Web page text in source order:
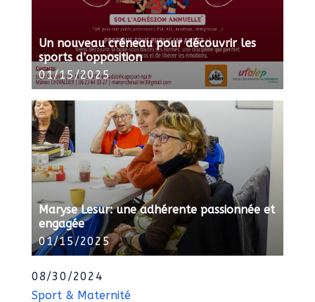
Un nouveau créneau pour découvrir les
sports d’opposition
01/15/2025
Maryse Lesur: une adhérente passionnée et
engagée
01/15/2025
08/30/2024
Sport & Maternité